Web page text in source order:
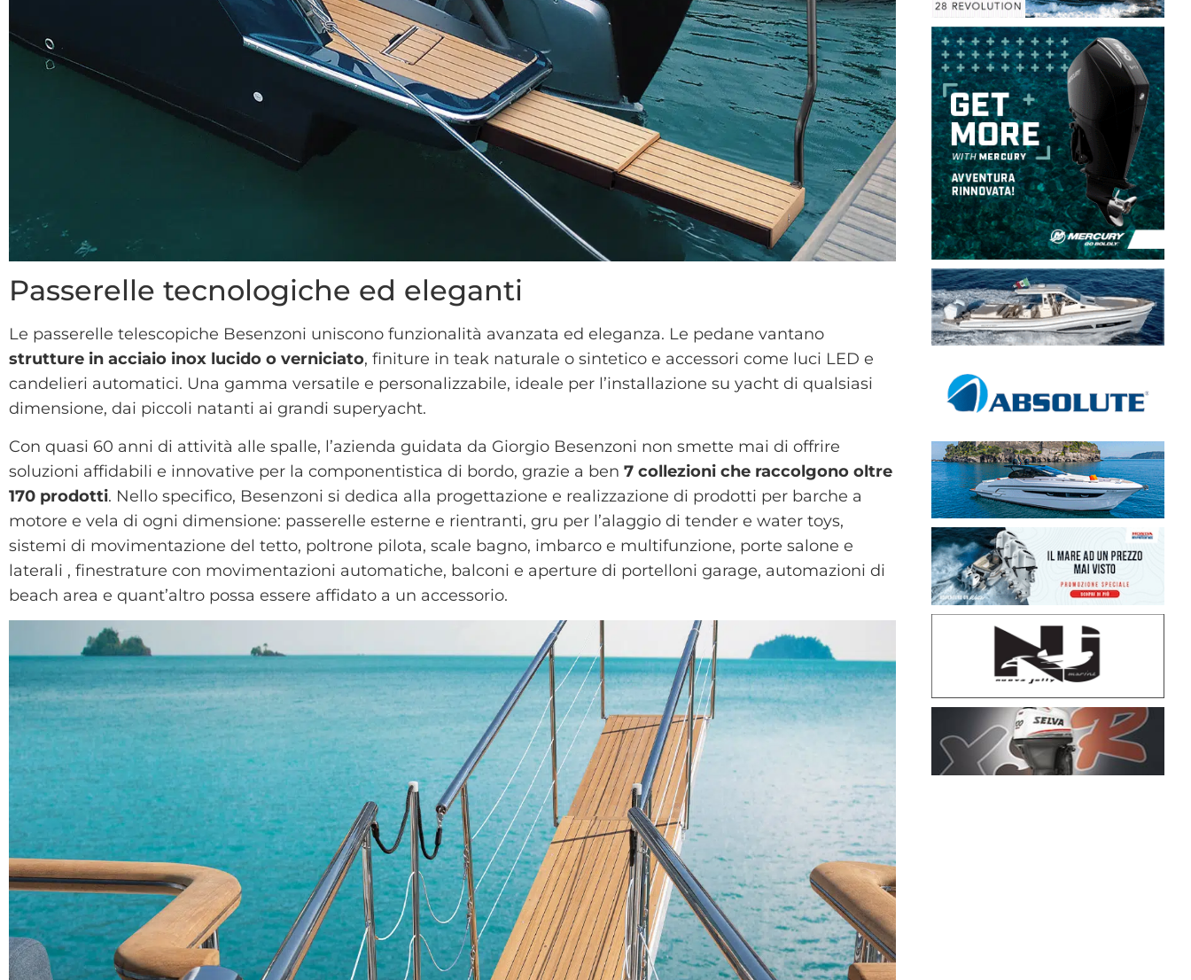
Passerelle tecnologiche ed eleganti
Le passerelle telescopiche Besenzoni uniscono funzionalità avanzata ed eleganza. Le pedane vantano
strutture in acciaio inox lucido o verniciato, finiture in teak naturale o sintetico e accessori come luci LED e
candelieri automatici. Una gamma versatile e personalizzabile, ideale per l’installazione su yacht di qualsiasi
dimensione, dai piccoli natanti ai grandi superyacht.
Con quasi 60 anni di attività alle spalle, l’azienda guidata da Giorgio Besenzoni non smette mai di offrire
soluzioni affidabili e innovative per la componentistica di bordo, grazie a ben 7 collezioni che raccolgono oltre
170 prodotti. Nello specifico, Besenzoni si dedica alla progettazione e realizzazione di prodotti per barche a
motore e vela di ogni dimensione: passerelle esterne e rientranti, gru per l’alaggio di tender e water toys,
sistemi di movimentazione del tetto, poltrone pilota, scale bagno, imbarco e multifunzione, porte salone e
laterali , finestrature con movimentazioni automatiche, balconi e aperture di portelloni garage, automazioni di
beach area e quant’altro possa essere affidato a un accessorio.